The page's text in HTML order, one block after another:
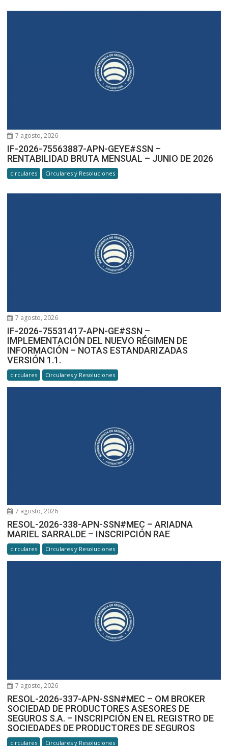
7 agosto, 2026
IF-2026-75563887-APN-GEYE#SSN –
RENTABILIDAD BRUTA MENSUAL – JUNIO DE 2026
circulares Circulares y Resoluciones
7 agosto, 2026
IF-2026-75531417-APN-GE#SSN –
IMPLEMENTACIÓN DEL NUEVO RÉGIMEN DE
INFORMACIÓN – NOTAS ESTANDARIZADAS
VERSIÓN 1.1.
circulares Circulares y Resoluciones
7 agosto, 2026
RESOL-2026-338-APN-SSN#MEC – ARIADNA
MARIEL SARRALDE – INSCRIPCIÓN RAE
circulares Circulares y Resoluciones
7 agosto, 2026
RESOL-2026-337-APN-SSN#MEC – OM BROKER
SOCIEDAD DE PRODUCTORES ASESORES DE
SEGUROS S.A. – INSCRIPCIÓN EN EL REGISTRO DE
SOCIEDADES DE PRODUCTORES DE SEGUROS
circulares Circulares y Resoluciones